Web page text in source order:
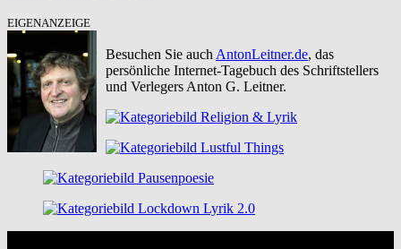
EIGENANZEIGE
Besuchen Sie auch AntonLeitner.de, das
persönliche Internet-Tagebuch des Schriftstellers
und Verlegers Anton G. Leitner.